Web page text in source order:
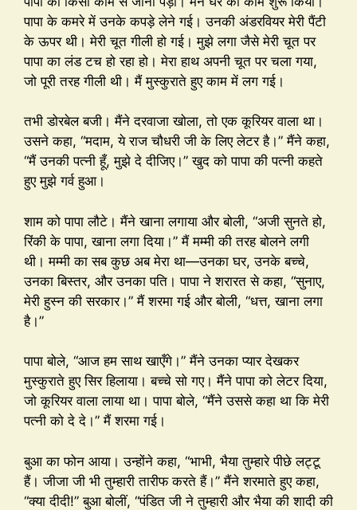
पापा के कमरे में उनके कपड़े लेने गई। उनकी अंडरवियर मेरी पैंटी
के ऊपर थी। मेरी चूत गीली हो गई। मुझे लगा जैसे मेरी चूत पर
पापा का लंड टच हो रहा हो। मेरा हाथ अपनी चूत पर चला गया,
जो पूरी तरह गीली थी। मैं मुस्कुराते हुए काम में लग गई।
तभी डोरबेल बजी। मैंने दरवाजा खोला, तो एक कूरियर वाला था।
उसने कहा, “मदाम, ये राज चौधरी जी के लिए लेटर है।” मैंने कहा,
“मैं उनकी पत्नी हूँ, मुझे दे दीजिए।” खुद को पापा की पत्नी कहते
हुए मुझे गर्व हुआ।
शाम को पापा लौटे। मैंने खाना लगाया और बोली, “अजी सुनते हो,
रिंकी के पापा, खाना लगा दिया।” मैं मम्मी की तरह बोलने लगी
थी। मम्मी का सब कुछ अब मेरा था—उनका घर, उनके बच्चे,
उनका बिस्तर, और उनका पति। पापा ने शरारत से कहा, “सुनाए,
मेरी हुस्न की सरकार।” मैं शरमा गई और बोली, “धत्त, खाना लगा
है।”
पापा बोले, “आज हम साथ खाएँगे।” मैंने उनका प्यार देखकर
मुस्कुराते हुए सिर हिलाया। बच्चे सो गए। मैंने पापा को लेटर दिया,
जो कूरियर वाला लाया था। पापा बोले, “मैंने उससे कहा था कि मेरी
पत्नी को दे दे।” मैं शरमा गई।
बुआ का फोन आया। उन्होंने कहा, “भाभी, भैया तुम्हारे पीछे लट्टू
हैं। जीजा जी भी तुम्हारी तारीफ करते हैं।” मैंने शरमाते हुए कहा,
“क्या दीदी!” बुआ बोलीं, “पंडित जी ने तुम्हारी और भैया की शादी की